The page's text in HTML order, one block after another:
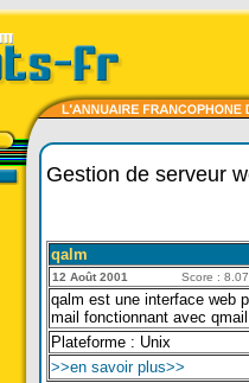
Gestion de serveur
qalm
12 Août 2001 Score :
qalm est une interface web
mail fonctionnant avec
Plateforme : Unix
>>en savoir plus>>